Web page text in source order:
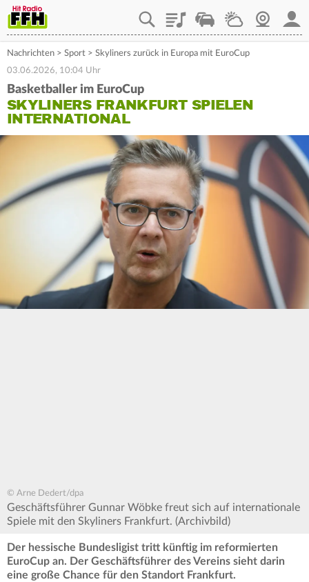
PlaylistStaupilotWetterWebcam
Nachrichten > Sport > Skyliners zurück in Europa mit EuroCup
03.06.2026, 10:04 Uhr
Basketballer im EuroCup
SKYLINERS FRANKFURT SPIELEN
INTERNATIONAL
© Arne Dedert/dpa
Geschäftsführer Gunnar Wöbke freut sich auf internationale
Spiele mit den Skyliners Frankfurt. (Archivbild)
Der hessische Bundesligist tritt künftig im reformierten
EuroCup an. Der Geschäftsführer des Vereins sieht darin
eine große Chance für den Standort Frankfurt.